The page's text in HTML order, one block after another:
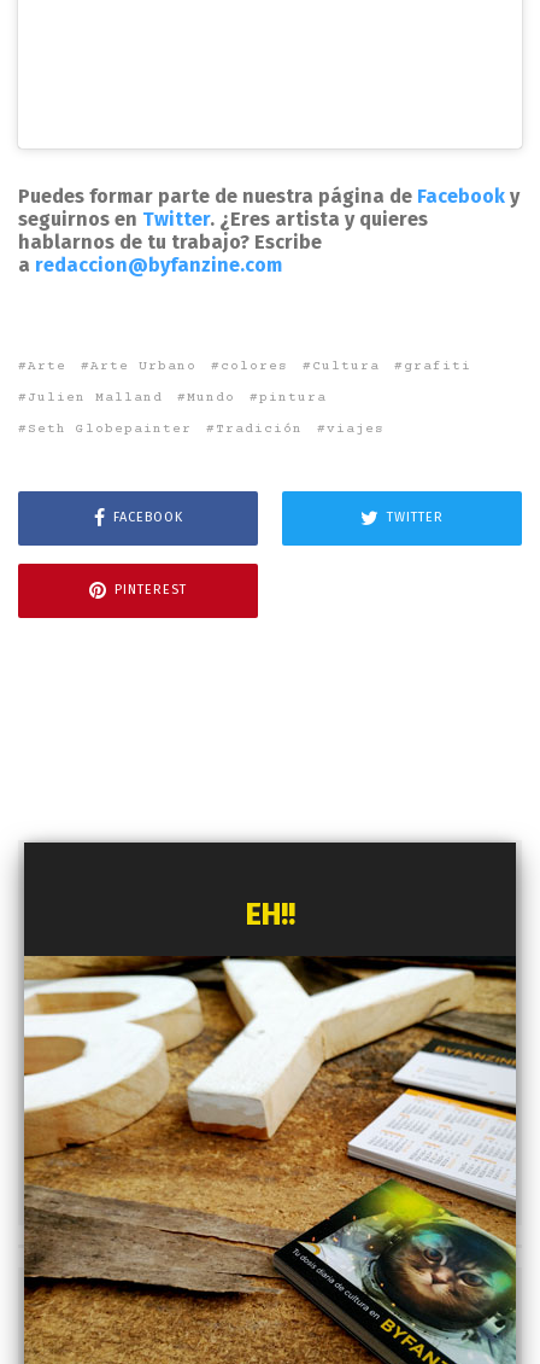
Puedes formar parte de nuestra página de Facebook y
seguirnos en Twitter. ¿Eres artista y quieres
hablarnos de tu trabajo? Escribe
a redaccion@byfanzine.com
Arte Arte Urbano colores Cultura
grafiti
Julien Malland
Mundo
pintura
Seth Globepainter
Tradición viajes
FACEBOOK TWITTER
PINTEREST
Previous
BLACK MIRROR
El futuro ya está aquí, y quizás no nos
guste
LOS PEKENIKES
conquistaron las estrellas hace 50 años.
Hoy conquistan Escandinavia
EH!!